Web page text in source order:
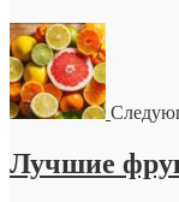
Лучшие